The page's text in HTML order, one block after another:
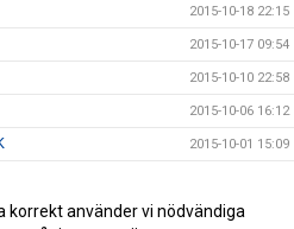
2015-10-18 22:15
2015-10-17 09:54
2015-10-10 22:58
2015-10-06 16:12
2015-10-01 15:09
2015-08-17 16:04
korrekt använder vi nödvändiga